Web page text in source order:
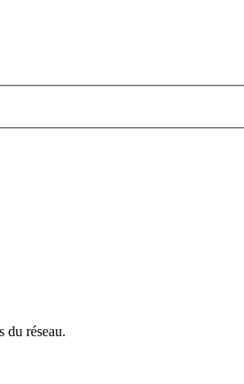
du réseau.